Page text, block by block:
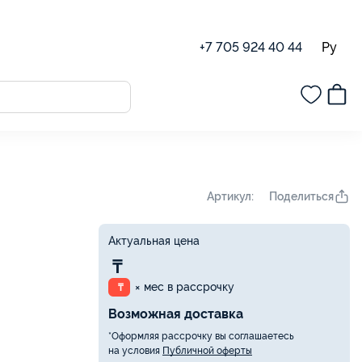
+7 705 924 40 44 Ру
Артикул: Поделиться
Актуальная цена
₸
₸ × мес в рассрочку
Возможная доставка
*Оформляя рассрочку вы соглашаетесь
на условия Публичной оферты